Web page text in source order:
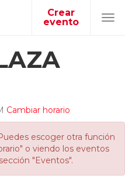
Crear
evento
Cambiar horario
escoger otra función
o viendo los eventos
"Eventos".